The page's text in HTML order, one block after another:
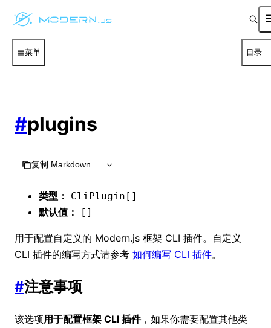
菜单 目录
#plugins
复制 Markdown
类型： CliPlugin[]
默认值： []
用于配置自定义的 Modern.js 框架 CLI 插件。自定义
CLI 插件的编写方式请参考 如何编写 CLI 插件。
#注意事项
该选项用于配置框架 CLI 插件，如果你需要配置其他类